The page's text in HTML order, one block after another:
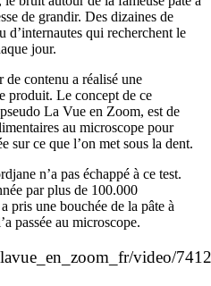
de grandir. Des dizaines de
d’internautes qui recherchent le
jour.
de contenu a réalisé une
produit. Le concept de ce
La Vue en Zoom, est de
au microscope pour
sur ce que l’on met sous la dent.
n’a pas échappé à ce test.
par plus de 100.000
pris une bouchée de la pâte à
passée au microscope.
video/